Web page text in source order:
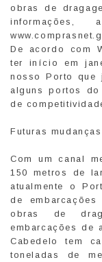
obras de
De acordo com
ter início em
nosso Porto que
alguns portos do
de
Futuras mudanças
Com um canal
150 metros de
atualmente o
de
obras de
embarcações de
Cabedelo tem
toneladas de